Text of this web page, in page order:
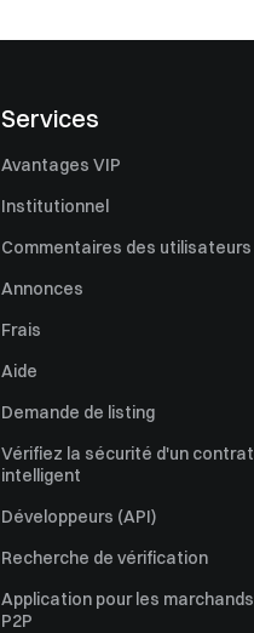
Services
Avantages VIP
Institutionnel
Commentaires des utilisateurs
Annonces
Frais
Aide
Demande de listing
Vérifiez la sécurité d'un contrat
intelligent
Développeurs (API)
Recherche de vérification
Application pour les marchands
P2P